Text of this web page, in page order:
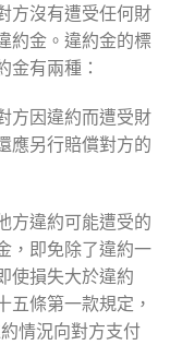
方沒有遭受任何財
約金。違約金的標
金有兩種：
方因違約而遭受財
應另行賠償對方的
方違約可能遭受的
，即免除了違約一
使損失大於違約
五條第一款規定，
情況向對方支付